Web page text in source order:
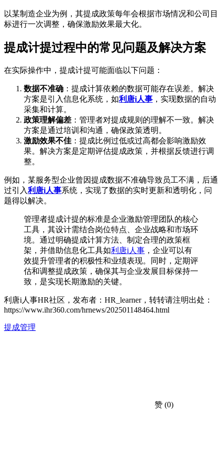
以某制造企业为例，其提成政策每年会根据市场情况和公司目
标进行一次调整，确保激励效果最大化。
提成计提过程中的常见问题及解决方案
在实际操作中，提成计提可能面临以下问题：
数据不准确 ：提成计算依赖的数据可能存在误差。解决
方案是引入信息化系统，如利唐i人事 ，实现数据的自动
采集和计算。
政策理解偏差 ：管理者对提成规则的理解不一致。解决
方案是通过培训和沟通，确保政策透明。
激励效果不佳 ：提成比例过低或过高都会影响激励效
果。解决方案是定期评估提成政策，并根据反馈进行调
整。
例如，某服务型企业曾因提成数据不准确导致员工不满，后通
过引入利唐i人事系统，实现了数据的实时更新和透明化，问
题得以解决。
管理者提成计提的标准是企业激励管理团队的核心
工具，其设计需结合岗位特点、企业战略和市场环
境。通过明确提成计算方法、制定合理的政策框
架，并借助信息化工具如利唐i人事 ，企业可以有
效提升管理者的积极性和业绩表现。同时，定期评
估和调整提成政策，确保其与企业发展目标保持一
致，是实现长期激励的关键。
利唐i人事HR社区，发布者：HR_learner，转转请注明出处：
https://www.ihr360.com/hrnews/202501148464.html
提成管理
赞 (0)